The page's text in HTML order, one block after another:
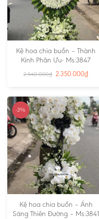
Kệ hoa chia buồn – Thành
Kính Phân Ưu- Ms:3847
2.540.000₫ 2.350.000₫
-3%
Kệ hoa chia buồn – Ánh
Sáng Thiên Đường – Ms:3841